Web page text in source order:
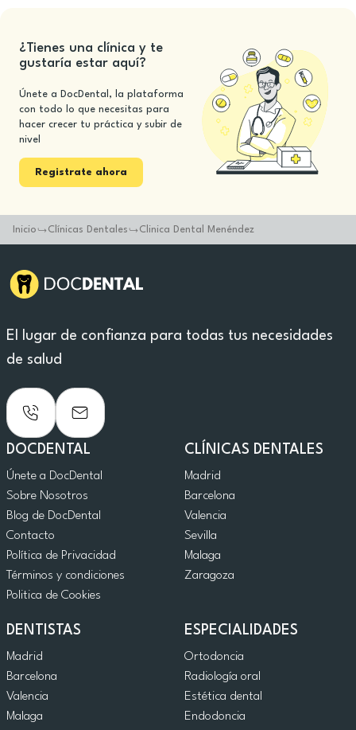
¿Tienes una clínica y te
gustaría estar aquí?
Únete a DocDental, la plataforma
con todo lo que necesitas para
hacer crecer tu práctica y subir de
nivel
Registrate ahora
Inicio Clínicas Dentales Clinica Dental Menéndez
El lugar de confianza para todas tus necesidades
de salud
DOCDENTAL
Únete a DocDental
Sobre Nosotros
Blog de DocDental
Contacto
Política de Privacidad
Términos y condiciones
Politica de Cookies
CLÍNICAS DENTALES
Madrid
Barcelona
Valencia
Sevilla
Malaga
Zaragoza
DENTISTAS
Madrid
Barcelona
Valencia
Malaga
ESPECIALIDADES
Ortodoncia
Radiología oral
Estética dental
Endodoncia